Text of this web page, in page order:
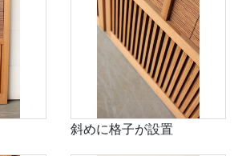
斜めに格子が設置